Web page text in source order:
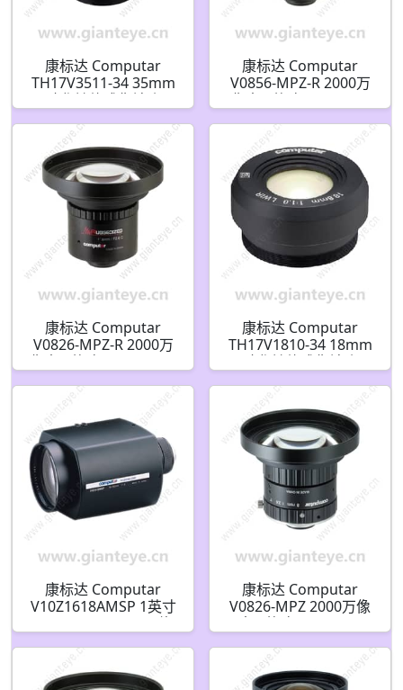
康标达 Computar
TH17V3511-34 35mm
硫化锌热成像镜头
康标达 Computar
V0856-MPZ-R 2000万
像素 1英寸 8mm F5.6
康标达 Computar
V0826-MPZ-R 2000万
像素 1英寸 12mm F4.0
康标达 Computar
TH17V1810-34 18mm
硫化锌热成像镜头
康标达 Computar
V10Z1618AMSP 1英寸
16-160mm F1.8 10倍
康标达 Computar
V0826-MPZ 2000万像
素 1英寸 8mm F2.6